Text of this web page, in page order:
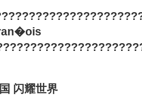
闪耀世界